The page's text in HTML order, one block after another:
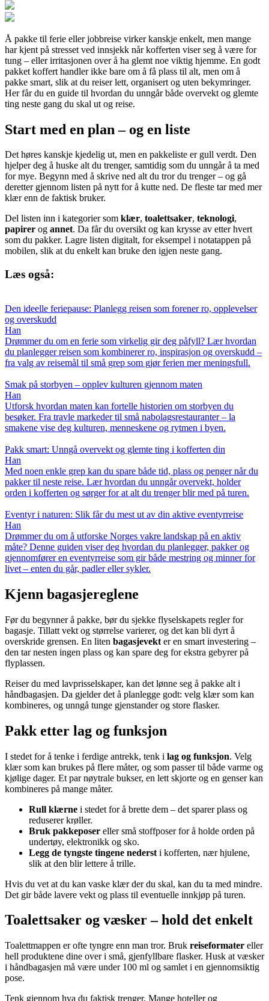
Å pakke til ferie eller jobbreise virker kanskje enkelt, men mange
har kjent på stresset ved innsjekk når kofferten viser seg å være for
tung – eller irritasjonen over å ha glemt noe viktig hjemme. En godt
pakket koffert handler ikke bare om å få plass til alt, men om å
pakke smart, slik at du reiser lett, organisert og uten bekymringer.
Her får du en guide til hvordan du unngår både overvekt og glemte
ting neste gang du skal ut og reise.
Start med en plan – og en liste
Det høres kanskje kjedelig ut, men en pakkeliste er gull verdt. Den
hjelper deg å huske alt du trenger, samtidig som du unngår å ta med
for mye. Begynn med å skrive ned alt du tror du trenger – og gå
deretter gjennom listen på nytt for å kutte ned. De fleste tar med mer
klær enn de faktisk bruker.
Del listen inn i kategorier som klær, toalettsaker, teknologi,
papirer og annet. Da får du oversikt og kan krysse av etter hvert
som du pakker. Lagre listen digitalt, for eksempel i notatappen på
mobilen, slik at du enkelt kan bruke den igjen neste gang.
Læs også:
Den ideelle feriepause: Planlegg reisen som forener ro, opplevelser
og overskudd
Han
Drømmer du om en ferie som virkelig gir deg påfyll? Lær hvordan
du planlegger reisen som kombinerer ro, inspirasjon og overskudd –
fra valg av reisemål til små grep som gjør ferien mer meningsfull.
Smak på storbyen – opplev kulturen gjennom maten
Han
Utforsk hvordan maten kan fortelle historien om storbyen du
besøker. Fra travle markeder til små nabolagsrestauranter – la
smakene vise deg kulturen, menneskene og rytmen i byen.
Pakk smart: Unngå overvekt og glemte ting i kofferten din
Han
Med noen enkle grep kan du spare både tid, plass og penger når du
pakker til neste reise. Lær hvordan du unngår overvekt, holder
orden i kofferten og sørger for at alt du trenger blir med på turen.
Eventyr i naturen: Slik får du mest ut av din aktive eventyrreise
Han
Drømmer du om å utforske Norges vakre landskap på en aktiv
måte? Denne guiden viser deg hvordan du planlegger, pakker og
gjennomfører en eventyrreise som gir både mestring og minner for
livet – enten du går, padler eller sykler.
Kjenn bagasjereglene
Før du begynner å pakke, bør du sjekke flyselskapets regler for
bagasje. Tillatt vekt og størrelse varierer, og det kan bli dyrt å
overskride grensen. En liten bagasjevekt er en smart investering –
den tar nesten ingen plass og kan spare deg for ekstra gebyrer på
flyplassen.
Reiser du med lavprisselskaper, kan det lønne seg å pakke alt i
håndbagasjen. Da gjelder det å planlegge godt: velg klær som kan
kombineres, og unngå tunge gjenstander og store flasker.
Pakk etter lag og funksjon
I stedet for å tenke i ferdige antrekk, tenk i lag og funksjon. Velg
klær som kan brukes på flere måter, og som passer til både varme og
kjølige dager. Et par nøytrale bukser, en lett skjorte og en genser kan
kombineres på mange måter.
Rull klærne i stedet for å brette dem – det sparer plass og
reduserer krøller.
Bruk pakkeposer eller små stoffposer for å holde orden på
undertøy, elektronikk og sko.
Legg de tyngste tingene nederst i kofferten, nær hjulene,
slik at den blir lettere å trille.
Hvis du vet at du kan vaske klær der du skal, kan du ta med mindre.
Det gir både lavere vekt og plass til eventuelle innkjøp på turen.
Toalettsaker og væsker – hold det enkelt
Toalettmappen er ofte tyngre enn man tror. Bruk reiseformater eller
hell produktene dine over i små, gjenfyllbare flasker. Husk at væsker
i håndbagasjen må være under 100 ml og samlet i en gjennomsiktig
pose.
Tenk gjennom hva du faktisk trenger. Mange hoteller og